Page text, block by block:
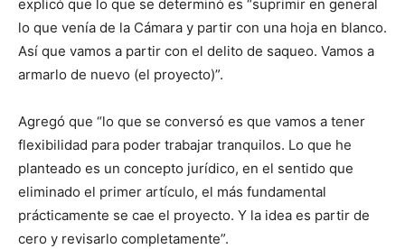
explicó que lo que se determinó es “suprimir en general
lo que venía de la Cámara y partir con una hoja en blanco.
Así que vamos a partir con el delito de saqueo. Vamos a
armarlo de nuevo (el proyecto)”.
Agregó que “lo que se conversó es que vamos a tener
flexibilidad para poder trabajar tranquilos. Lo que he
planteado es un concepto jurídico, en el sentido que
eliminado el primer artículo, el más fundamental
prácticamente se cae el proyecto. Y la idea es partir de
cero y revisarlo completamente”.